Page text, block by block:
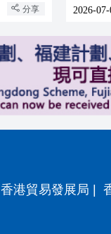
分享 2026-
香港貿易發展局